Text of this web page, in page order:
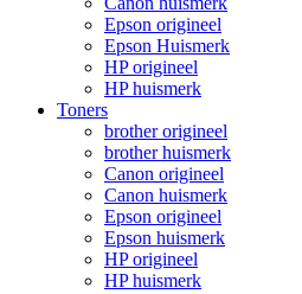
Epson origineel
Epson Huismerk
HP origineel
HP huismerk
Toners
brother origineel
brother huismerk
Canon origineel
Canon huismerk
Epson origineel
Epson huismerk
HP origineel
HP huismerk